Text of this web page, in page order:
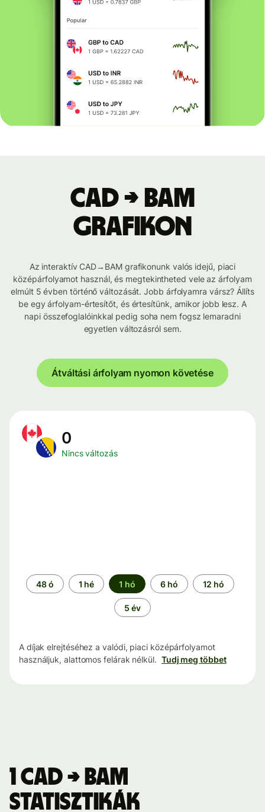
CAD → BAM
grafikon
Az interaktív CAD→BAM grafikonunk valós idejű, piaci
középárfolyamot használ, és megtekintheted vele az árfolyam
elmúlt 5 évben történő változását. Jobb árfolyamra vársz? Állíts
be egy árfolyam-értesítőt, és értesítünk, amikor jobb lesz. A
napi összefoglalóinkkal pedig soha nem fogsz lemaradni
egyetlen változásról sem.
Átváltási árfolyam nyomon követése
0
Nincs változás
Időszak
48 ó 1 hé 1 hó 6 hó 12 hó
5 év
A díjak elrejtéséhez a valódi, piaci középárfolyamot
használjuk, alattomos felárak nélkül. Tudj meg többet
1 CAD → BAM
statisztikák